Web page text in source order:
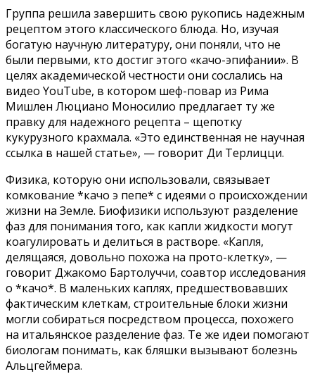
Группа решила завершить свою рукопись надежным
рецептом этого классического блюда. Но, изучая
богатую научную литературу, они поняли, что не
были первыми, кто достиг этого «качо-эпифании». В
целях академической честности они сослались на
видео YouTube, в котором шеф-повар из Рима
Мишлен Люциано Моносилио предлагает ту же
правку для надежного рецепта – щепотку
кукурузного крахмала. «Это единственная не научная
ссылка в нашей статье», — говорит Ди Терлицци.
Физика, которую они использовали, связывает
комкование *качо э пепе* с идеями о происхождении
жизни на Земле. Биофизики используют разделение
фаз для понимания того, как капли жидкости могут
коагулировать и делиться в растворе. «Капля,
делящаяся, довольно похожа на прото-клетку», —
говорит Джакомо Бартолуччи, соавтор исследования
о *качо*. В маленьких каплях, предшествовавших
фактическим клеткам, строительные блоки жизни
могли собираться посредством процесса, похожего
на итальянское разделение фаз. Те же идеи помогают
биологам понимать, как бляшки вызывают болезнь
Альцгеймера.